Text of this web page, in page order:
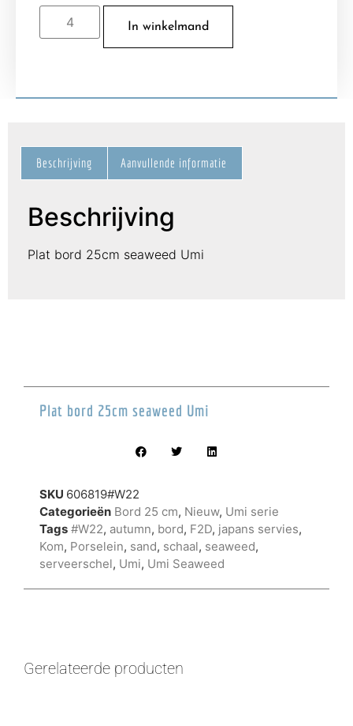
In winkelmand
Beschrijving Aanvullende informatie
Beschrijving
Plat bord 25cm seaweed Umi
Plat bord 25cm seaweed Umi
SKU 606819#W22
Categorieën Bord 25 cm, Nieuw, Umi serie
Tags #W22, autumn, bord, F2D, japans servies,
Kom, Porselein, sand, schaal, seaweed,
serveerschel, Umi, Umi Seaweed
Gerelateerde producten